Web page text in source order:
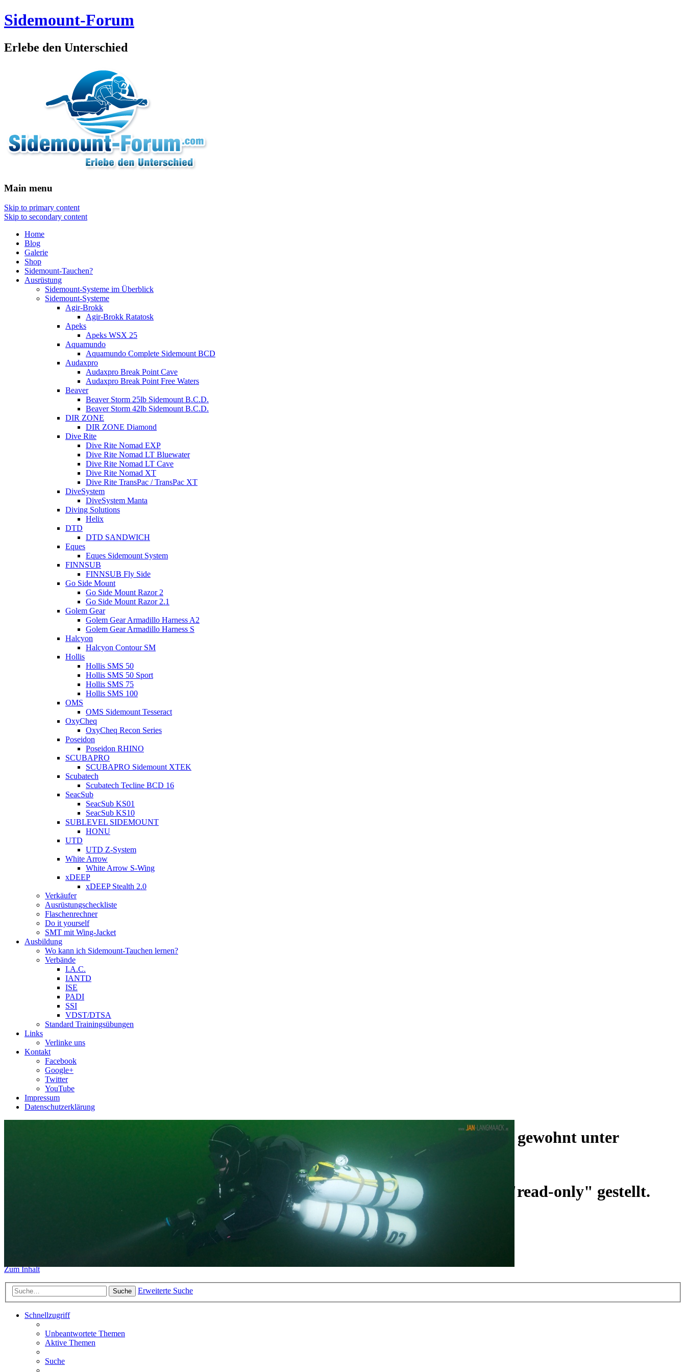
Sidemount-Forum
Erlebe den Unterschied
Main menu
Skip to primary content
Skip to secondary content
Home
Blog
Galerie
Shop
Sidemount-Tauchen?
Ausrüstung
Sidemount-Systeme im Überblick
Sidemount-Systeme
Agir-Brokk
Agir-Brokk Ratatosk
Apeks
Apeks WSX 25
Aquamundo
Aquamundo Complete Sidemount BCD
Audaxpro
Audaxpro Break Point Cave
Audaxpro Break Point Free Waters
Beaver
Beaver Storm 25lb Sidemount B.C.D.
Beaver Storm 42lb Sidemount B.C.D.
DIR ZONE
DIR ZONE Diamond
Dive Rite
Dive Rite Nomad EXP
Dive Rite Nomad LT Bluewater
Dive Rite Nomad LT Cave
Dive Rite Nomad XT
Dive Rite TransPac / TransPac XT
DiveSystem
DiveSystem Manta
Diving Solutions
Helix
DTD
DTD SANDWICH
Eques
Eques Sidemount System
FINNSUB
FINNSUB Fly Side
Go Side Mount
Go Side Mount Razor 2
Go Side Mount Razor 2.1
Golem Gear
Golem Gear Armadillo Harness A2
Golem Gear Armadillo Harness S
Halcyon
Halcyon Contour SM
Hollis
Hollis SMS 50
Hollis SMS 50 Sport
Hollis SMS 75
Hollis SMS 100
OMS
OMS Sidemount Tesseract
OxyCheq
OxyCheq Recon Series
Poseidon
Poseidon RHINO
SCUBAPRO
SCUBAPRO Sidemount XTEK
Scubatech
Scubatech Tecline BCD 16
SeacSub
SeacSub KS01
SeacSub KS10
SUBLEVEL SIDEMOUNT
HONU
UTD
UTD Z-System
White Arrow
White Arrow S-Wing
xDEEP
xDEEP Stealth 2.0
Verkäufer
Ausrüstungscheckliste
Flaschenrechner
Do it yourself
SMT mit Wing-Jacket
Ausbildung
Wo kann ich Sidemount-Tauchen lernen?
Verbände
I.A.C.
IANTD
ISE
PADI
SSI
VDST/DTSA
Standard Trainingsübungen
Links
Verlinke uns
Kontakt
Facebook
Google+
Twitter
YouTube
Impressum
Datenschutzerklärung
Das Sidemount-Forum ist auf ein neues Forensystem umgezogen und wie gewohnt unter
https://www.sidemount-forum.comerreichbar.
Das alte Forum hier existiert nur aufgrund deralten Galerie und ist auf "read-only" gestellt.
Zum Inhalt
Suche Erweiterte Suche
Schnellzugriff
Unbeantwortete Themen
Aktive Themen
Suche